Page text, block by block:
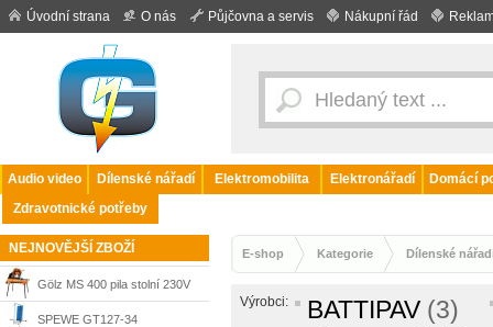
Úvodní strana O nás Půjčovna a servis Nákupní řád
Audio video Dílenské nářadí Elektromobilita Elektronářadí
Domácí
Zdravotnické potřeby
NEJNOVĚJŠÍ ZBOŽÍ
Gölz MS 400 pila stolní 230V
2,2kW na řezání kamene,
SPEWE GT127-34
E-shop Kategorie Dílenské
Výrobci: BATTIPAV (3)